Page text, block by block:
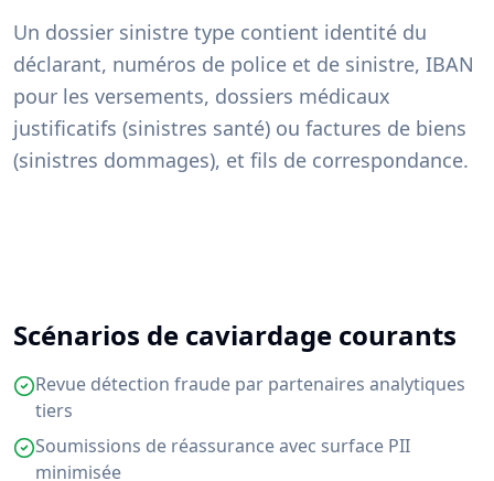
Un dossier sinistre type contient identité du
déclarant, numéros de police et de sinistre, IBAN
pour les versements, dossiers médicaux
justificatifs (sinistres santé) ou factures de biens
(sinistres dommages), et fils de correspondance.
Scénarios de caviardage courants
Revue détection fraude par partenaires analytiques
tiers
Soumissions de réassurance avec surface PII
minimisée